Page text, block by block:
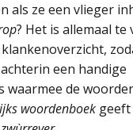
als ze een vlieger
? Het is allemaal te
een handige
waarmee de
woordenboek